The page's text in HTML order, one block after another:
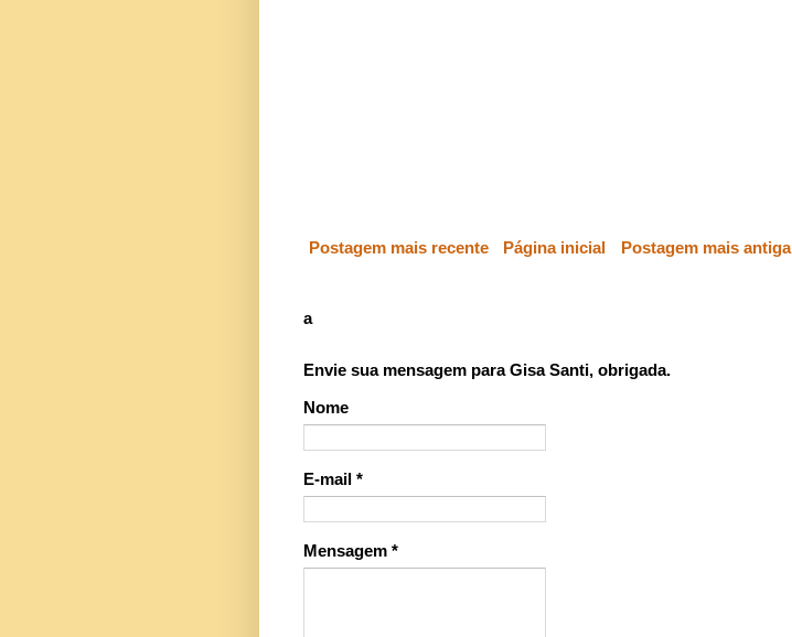
Postagem mais recente Postagem mais antiga
Página inicial
a
Envie sua mensagem para Gisa Santi, obrigada.
Nome
E-mail *
Mensagem *